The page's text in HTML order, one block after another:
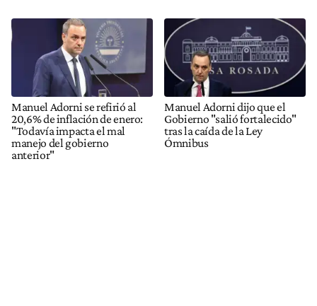
Manuel Adorni se refirió al
20,6% de inflación de enero:
"Todavía impacta el mal
manejo del gobierno
anterior"
Manuel Adorni dijo que el
Gobierno "salió fortalecido"
tras la caída de la Ley
Ómnibus